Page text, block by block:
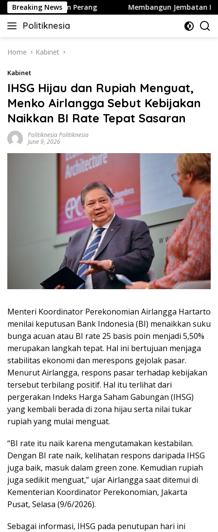
Skip
to
content
Breaking News
Hentikan Perang Membangun Jembatan Baru
Politiknesia
Politiknesia.com
Home Kabinet
Kabinet
IHSG Hijau dan Rupiah Menguat,
Menko Airlangga Sebut Kebijakan
Naikkan BI Rate Tepat Sasaran
Politiknesia Politiknesia
June 9, 2026
Menteri Koordinator Perekonomian Airlangga Hartarto
menilai keputusan Bank Indonesia (BI) menaikkan suku
bunga acuan atau BI rate 25 basis poin menjadi 5,50%
merupakan langkah tepat. Hal ini bertujuan menjaga
stabilitas ekonomi dan merespons gejolak pasar.
Menurut Airlangga, respons pasar terhadap kebijakan
tersebut terbilang positif. Hal itu terlihat dari
pergerakan Indeks Harga Saham Gabungan (IHSG)
yang kembali berada di zona hijau serta nilai tukar
rupiah yang mulai menguat.
“BI rate itu naik karena mengutamakan kestabilan.
Dengan BI rate naik, kelihatan respons daripada IHSG
juga baik, masuk dalam green zone. Kemudian rupiah
juga sedikit menguat,” ujar Airlangga saat ditemui di
Kementerian Koordinator Perekonomian, Jakarta
Pusat, Selasa (9/6/2026).
Sebagai informasi, IHSG pada penutupan hari ini